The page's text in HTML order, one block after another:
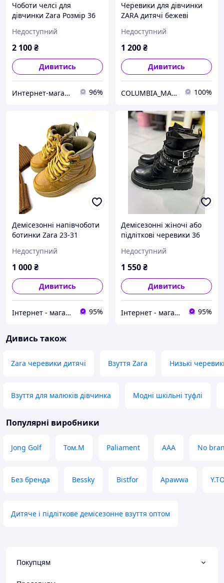
Чоботи челсі для
дівчинки Zara Розмір 36
Недоступний
2 100₴
Дивитись
Интернет-магазин "Kidi-Kids" 96%
Черевики для дівчинки
ZARA дитячі бежеві
Недоступний
1 200₴
Дивитись
COLUMBIA_MAGAZIN 100%
Демісезонні напівчоботи
ботинки Zara 23-31
Недоступний
1 000₴
Дивитись
Інтернет - магазин одягу та взуття Зiрочка 95%
Демісезонні жіночі або
підліткові черевики 36
Недоступний
1 550₴
Дивитись
Інтернет - магазин одягу та взуття Зiрочка 95%
Дивись також
Zara черевики дитячі Взуття Zara Низькі
Взуття для малюків дівчинка Модні шкільні туфлі
Популярні виробники
Jong Golf Том.М Paliament ААА No
Без бренда Bessky Bistfor Apawwa
Дитяче і підліткове демісезонне взуття оптом
Покупцям